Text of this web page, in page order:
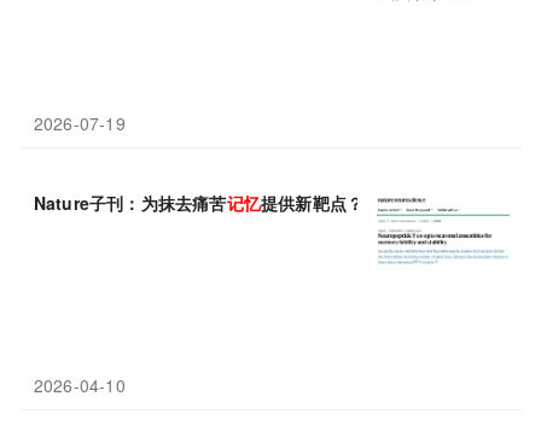
2026-07-19
Nature子刊：为抹去痛苦记忆提供新靶点？徐天乐/李伟广等合作
2026-04-10